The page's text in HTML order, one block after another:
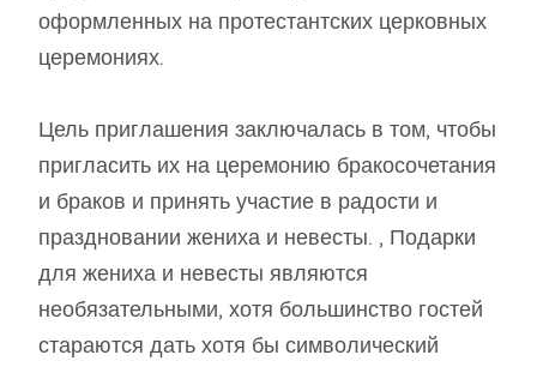
оформленных на протестантских церковных
церемониях.
Цель приглашения заключалась в том, чтобы
пригласить их на церемонию бракосочетания
и браков и принять участие в радости и
праздновании жениха и невесты. , Подарки
для жениха и невесты являются
необязательными, хотя большинство гостей
стараются дать хотя бы символический